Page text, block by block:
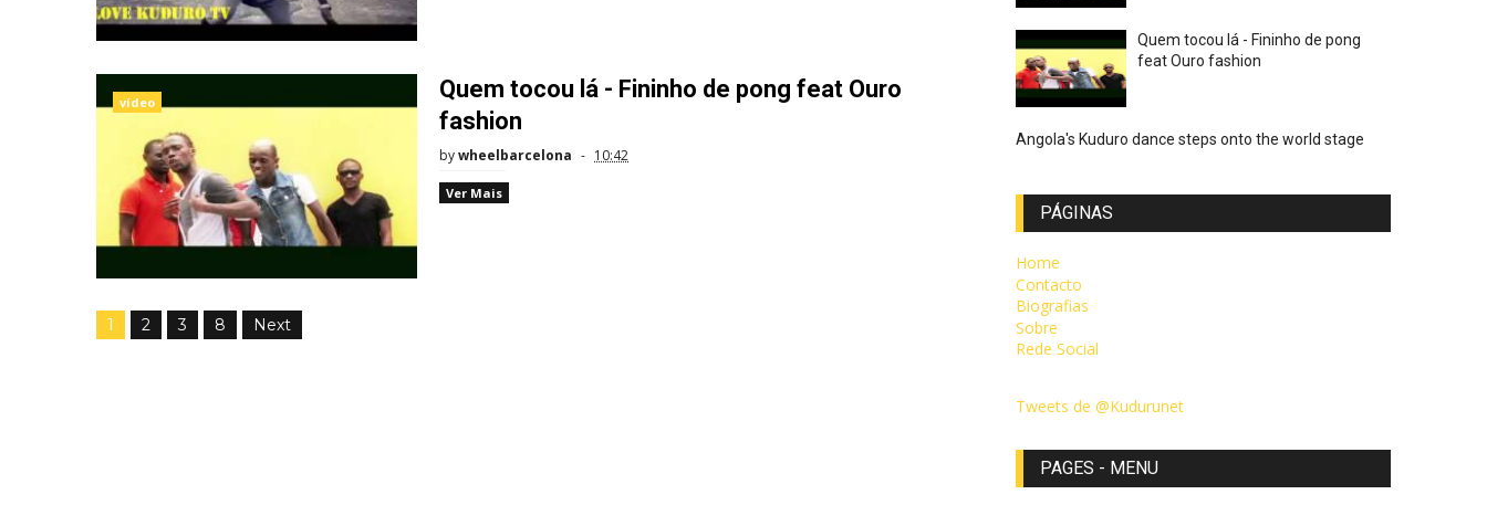
vídeo
Quem tocou lá - Fininho de pong feat Ouro
fashion
bywheelbarcelona 10:42
Ver Mais
1 2 3 8 Next
Quem tocou lá - Fininho de pong
feat Ouro fashion
Angola's Kuduro dance steps onto the world stage
PÁGINAS
Home
Contacto
Biografias
Sobre
Rede Social
Tweets de @Kudurunet
PAGES - MENU